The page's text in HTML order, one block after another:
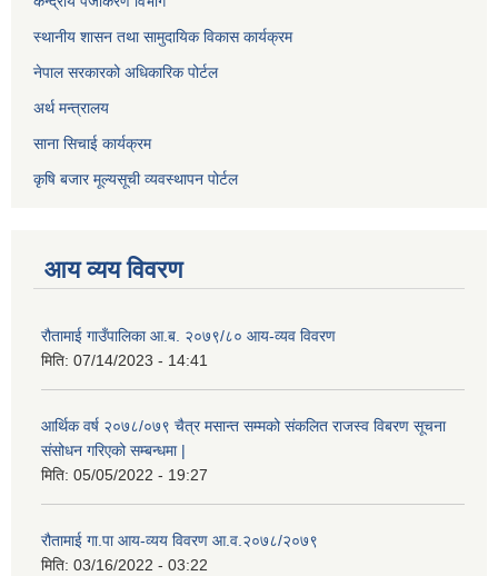
स्थानीय शासन तथा सामुदायिक विकास कार्यक्रम
नेपाल सरकारको अधिकारिक पोर्टल
अर्थ मन्त्रालय
साना सिचाई कार्यक्रम
कृषि बजार मूल्यसूची व्यवस्थापन पोर्टल
आय व्यय विवरण
रौतामाई गाउँपालिका आ.ब. २०७९/८० आय-व्यव विवरण
मिति: 07/14/2023 - 14:41
आर्थिक वर्ष २०७८/०७९ चैत्र मसान्त सम्मको संकलित राजस्व विबरण सूचना
संसोधन गरिएको सम्बन्धमा |
मिति: 05/05/2022 - 19:27
रौतामाई गा.पा आय-व्यय विवरण आ.व.२०७८/२०७९
मिति: 03/16/2022 - 03:22